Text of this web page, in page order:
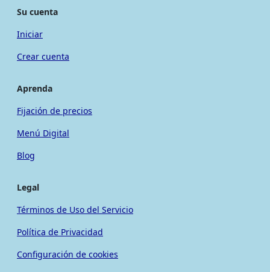
Su cuenta
Iniciar
Crear cuenta
Aprenda
Fijación de precios
Menú Digital
Blog
Legal
Términos de Uso del Servicio
Política de Privacidad
Configuración de cookies